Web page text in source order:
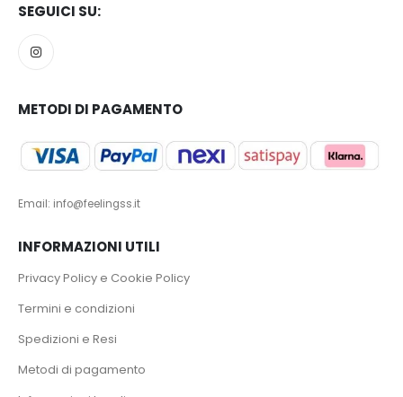
SEGUICI SU:
METODI DI PAGAMENTO
Email: info@feelingss.it
INFORMAZIONI UTILI
Privacy Policy e Cookie Policy
Termini e condizioni
Spedizioni e Resi
Metodi di pagamento